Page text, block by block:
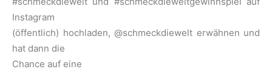
Instagram
(öffentlich) hochladen, @schmeckdiewelt erwähnen und
hat dann die
Chance auf eine